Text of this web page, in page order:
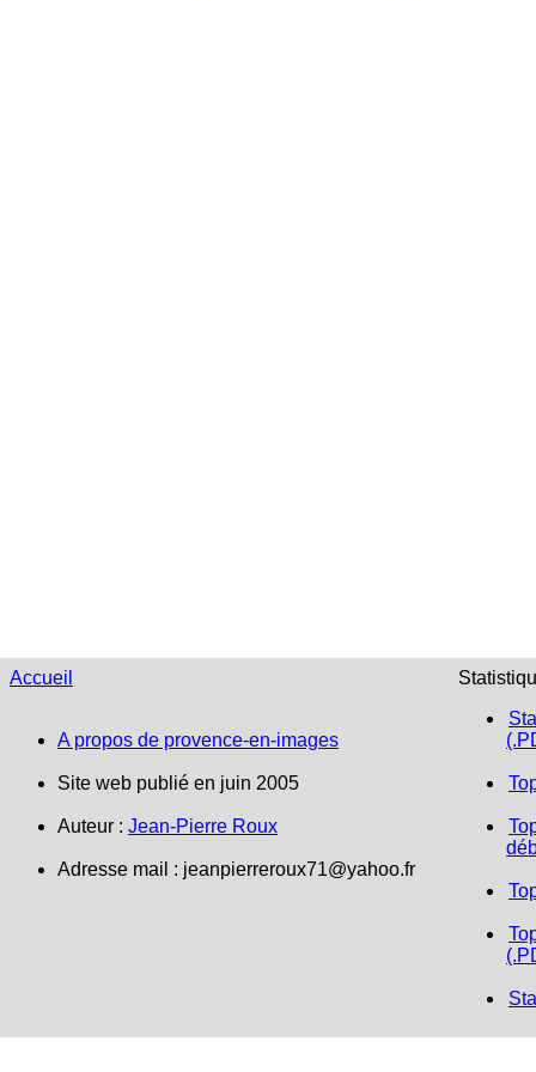
Accueil
A propos de provence-en-images
Site web publié en juin 2005
Auteur : Jean-Pierre Roux
Adresse mail : jeanpierreroux71@yahoo.fr